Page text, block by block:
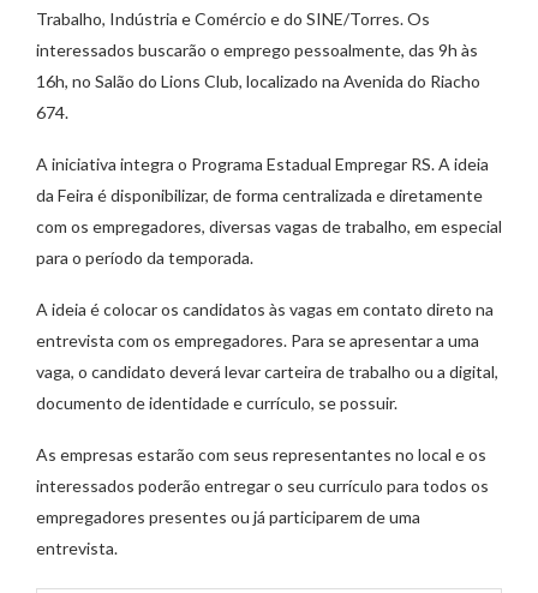
Trabalho, Indústria e Comércio e do SINE/Torres. Os
interessados buscarão o emprego pessoalmente, das 9h às
16h, no Salão do Lions Club, localizado na Avenida do Riacho
674.
A iniciativa integra o Programa Estadual Empregar RS. A ideia
da Feira é disponibilizar, de forma centralizada e diretamente
com os empregadores, diversas vagas de trabalho, em especial
para o período da temporada.
A ideia é colocar os candidatos às vagas em contato direto na
entrevista com os empregadores. Para se apresentar a uma
vaga, o candidato deverá levar carteira de trabalho ou a digital,
documento de identidade e currículo, se possuir.
As empresas estarão com seus representantes no local e os
interessados poderão entregar o seu currículo para todos os
empregadores presentes ou já participarem de uma
entrevista.